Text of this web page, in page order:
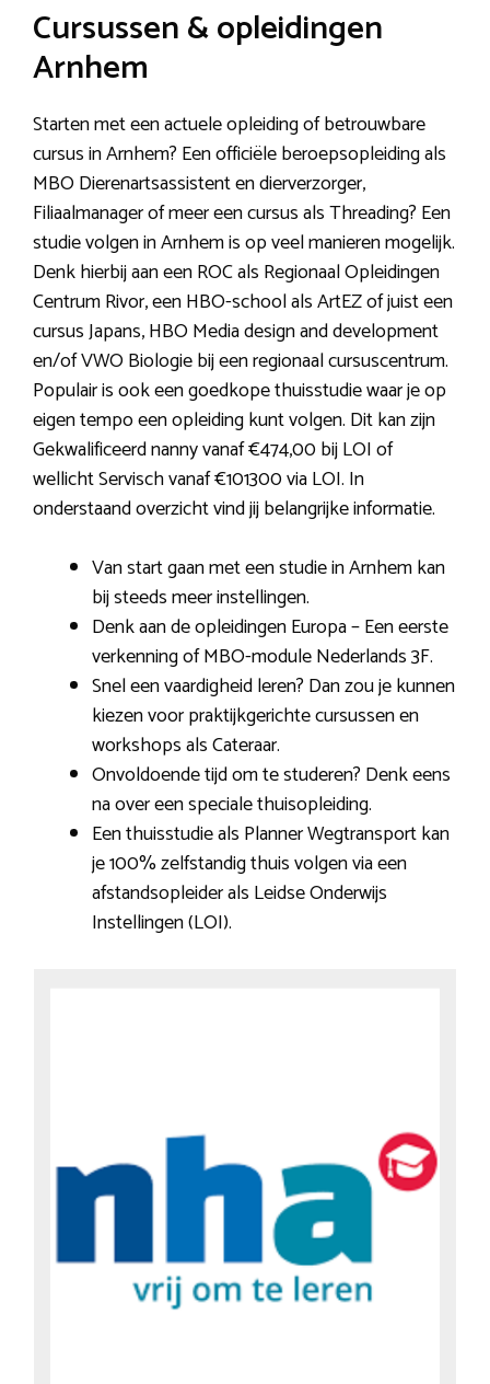
Cursussen & opleidingen
Arnhem
Starten met een actuele opleiding of betrouwbare
cursus in Arnhem? Een officiële beroepsopleiding als
MBO Dierenartsassistent en dierverzorger,
Filiaalmanager of meer een cursus als Threading? Een
studie volgen in Arnhem is op veel manieren mogelijk.
Denk hierbij aan een ROC als Regionaal Opleidingen
Centrum Rivor, een HBO-school als ArtEZ of juist een
cursus Japans, HBO Media design and development
en/of VWO Biologie bij een regionaal cursuscentrum.
Populair is ook een goedkope thuisstudie waar je op
eigen tempo een opleiding kunt volgen. Dit kan zijn
Gekwalificeerd nanny vanaf €474,00 bij LOI of
wellicht Servisch vanaf €101300 via LOI. In
onderstaand overzicht vind jij belangrijke informatie.
Van start gaan met een studie in Arnhem kan
bij steeds meer instellingen.
Denk aan de opleidingen Europa – Een eerste
verkenning of MBO-module Nederlands 3F.
Snel een vaardigheid leren? Dan zou je kunnen
kiezen voor praktijkgerichte cursussen en
workshops als Cateraar.
Onvoldoende tijd om te studeren? Denk eens
na over een speciale thuisopleiding.
Een thuisstudie als Planner Wegtransport kan
je 100% zelfstandig thuis volgen via een
afstandsopleider als Leidse Onderwijs
Instellingen (LOI).